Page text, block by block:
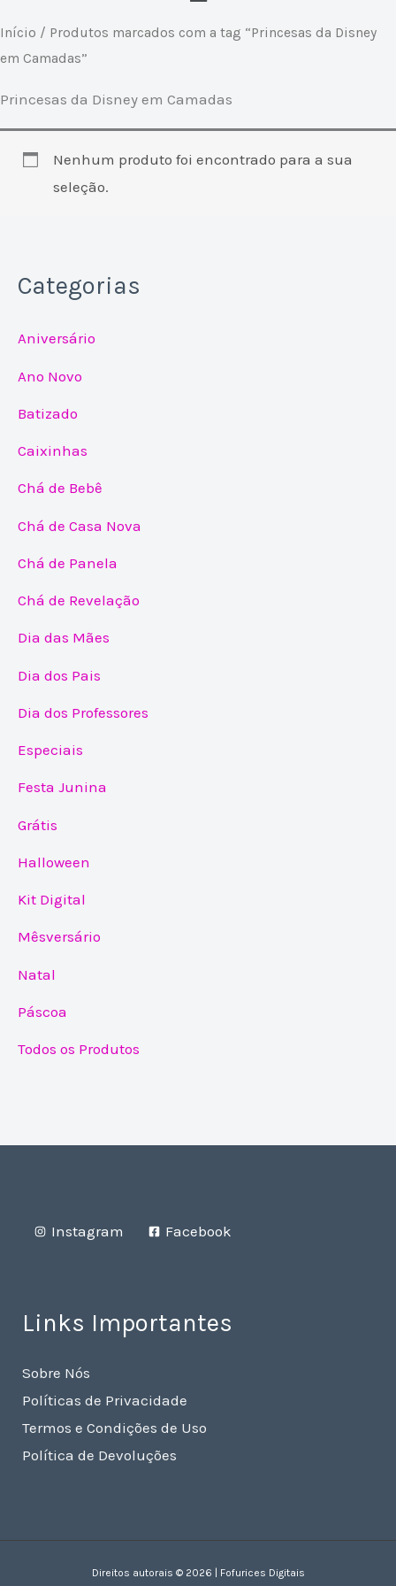
Início / Produtos marcados com a tag “Princesas da Disney
em Camadas”
Princesas da Disney em Camadas
Nenhum produto foi encontrado para a sua
seleção.
Categorias
Aniversário
Ano Novo
Batizado
Caixinhas
Chá de Bebê
Chá de Casa Nova
Chá de Panela
Chá de Revelação
Dia das Mães
Dia dos Pais
Dia dos Professores
Especiais
Festa Junina
Grátis
Halloween
Kit Digital
Mêsversário
Natal
Páscoa
Todos os Produtos
Instagram Facebook
Links Importantes
Sobre Nós
Políticas de Privacidade
Termos e Condições de Uso
Política de Devoluções
Direitos autorais © 2026 | Fofurices Digitais